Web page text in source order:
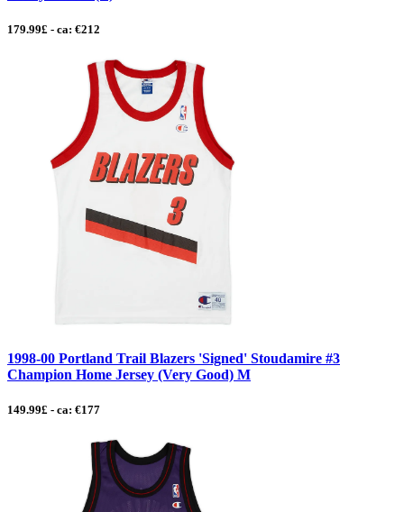
179.99£ - ca: €212
1998-00 Portland Trail Blazers 'Signed' Stoudamire #3
Champion Home Jersey (Very Good) M
149.99£ - ca: €177